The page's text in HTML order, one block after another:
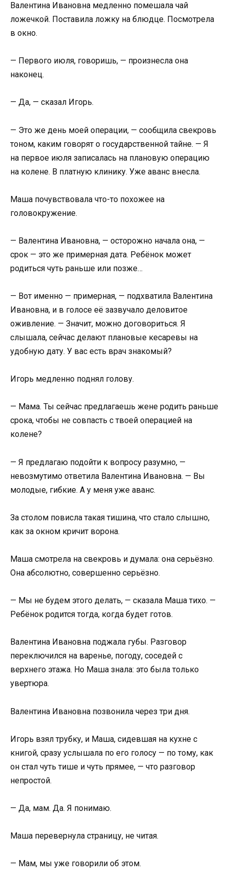
Валентина Ивановна медленно помешала чай
ложечкой. Поставила ложку на блюдце. Посмотрела
в окно.
— Первого июля, говоришь, — произнесла она
наконец.
— Да, — сказал Игорь.
— Это же день моей операции, — сообщила свекровь
тоном, каким говорят о государственной тайне. — Я
на первое июля записалась на плановую операцию
на колене. В платную клинику. Уже аванс внесла.
Маша почувствовала что-то похожее на
головокружение.
— Валентина Ивановна, — осторожно начала она, —
срок — это же примерная дата. Ребёнок может
родиться чуть раньше или позже…
— Вот именно — примерная, — подхватила Валентина
Ивановна, и в голосе её зазвучало деловитое
оживление. — Значит, можно договориться. Я
слышала, сейчас делают плановые кесаревы на
удобную дату. У вас есть врач знакомый?
Игорь медленно поднял голову.
— Мама. Ты сейчас предлагаешь жене родить раньше
срока, чтобы не совпасть с твоей операцией на
колене?
— Я предлагаю подойти к вопросу разумно, —
невозмутимо ответила Валентина Ивановна. — Вы
молодые, гибкие. А у меня уже аванс.
За столом повисла такая тишина, что стало слышно,
как за окном кричит ворона.
Маша смотрела на свекровь и думала: она серьёзно.
Она абсолютно, совершенно серьёзно.
— Мы не будем этого делать, — сказала Маша тихо. —
Ребёнок родится тогда, когда будет готов.
Валентина Ивановна поджала губы. Разговор
переключился на варенье, погоду, соседей с
верхнего этажа. Но Маша знала: это была только
увертюра.
Валентина Ивановна позвонила через три дня.
Игорь взял трубку, и Маша, сидевшая на кухне с
книгой, сразу услышала по его голосу — по тому, как
он стал чуть тише и чуть прямее, — что разговор
непростой.
— Да, мам. Да. Я понимаю.
Маша перевернула страницу, не читая.
— Мам, мы уже говорили об этом.